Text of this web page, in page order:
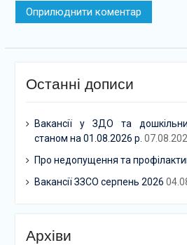
Останні дописи
Вакансії у ЗДО та
станом на 01.08.2026 р.
Про недопущення та
Вакансії ЗЗСО серпень 2026
Архіви